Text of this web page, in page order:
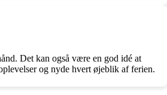
Det kan også være en god idé at
og nyde hvert øjeblik af ferien.